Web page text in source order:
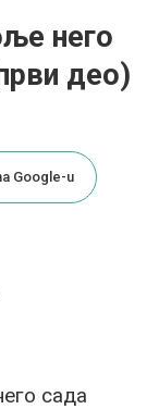
него
део)
Google-u
сада